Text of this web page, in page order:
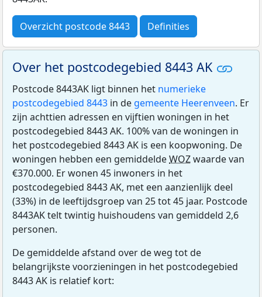
Overzicht postcode 8443 Definities
Over het postcodegebied 8443 AK
Postcode 8443AK ligt binnen het numerieke
postcodegebied 8443 in de gemeente Heerenveen. Er
zijn achttien adressen en vijftien woningen in het
postcodegebied 8443 AK. 100% van de woningen in
het postcodegebied 8443 AK is een koopwoning. De
woningen hebben een gemiddeldeWOZwaarde van
€370.000. Er wonen 45 inwoners in het
postcodegebied 8443 AK, met een aanzienlijk deel
(33%) in de leeftijdsgroep van 25 tot 45 jaar. Postcode
8443AK telt twintig huishoudens van gemiddeld 2,6
personen.
De gemiddelde afstand over de weg tot de
belangrijkste voorzieningen in het postcodegebied
8443 AK is relatief kort: